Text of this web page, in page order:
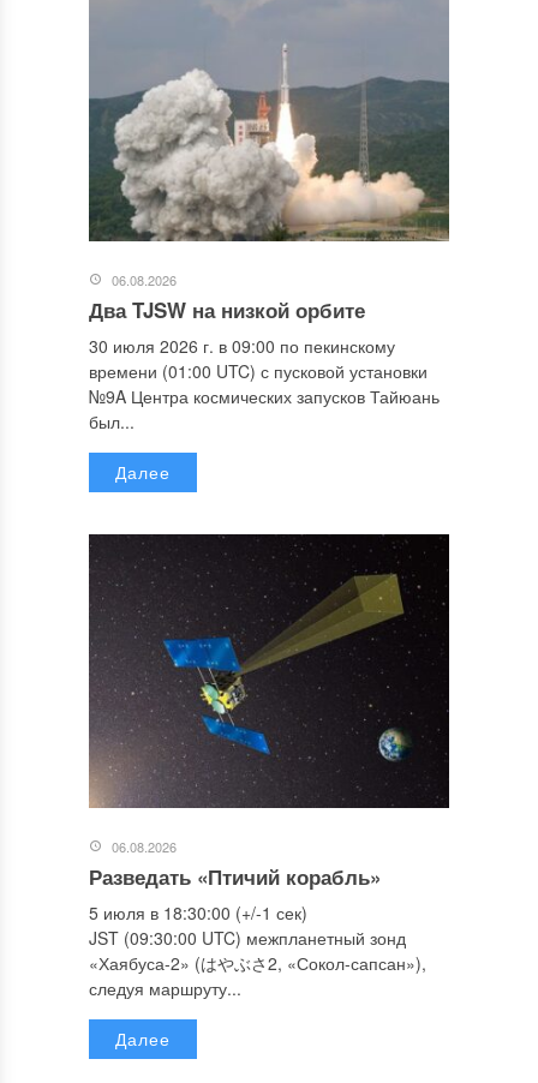
06.08.2026
Два TJSW на низкой орбите
30 июля 2026 г. в 09:00 по пекинскому
времени (01:00 UTC) с пусковой установки
№9A Центра космических запусков Тайюань
был...
Далее
06.08.2026
Разведать «Птичий корабль»
5 июля в 18:30:00 (+/-1 сек)
JST (09:30:00 UTC) межпланетный зонд
«Хаябуса-2» (はやぶさ2, «Сокол-сапсан»),
следуя маршруту...
Далее